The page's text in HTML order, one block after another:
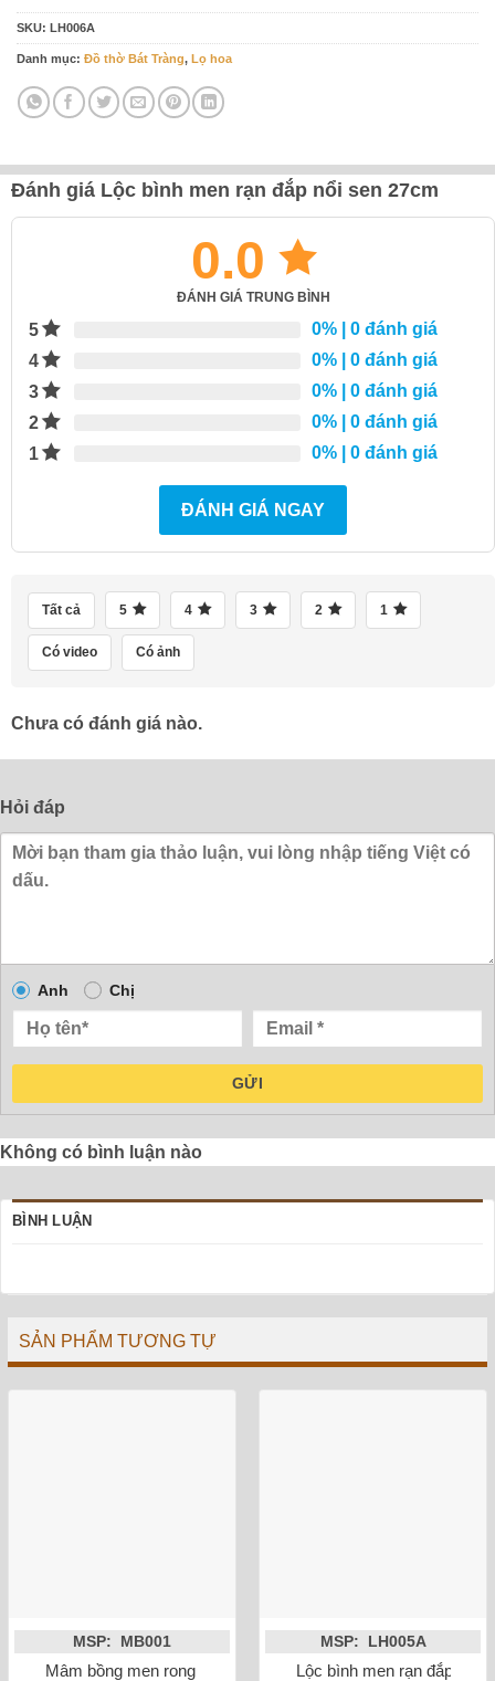
SKU: LH006A
Danh mục: Đồ thờ Bát Tràng, Lọ hoa
Đánh giá Lộc bình men rạn đắp nổi sen 27cm
0.0
ĐÁNH GIÁ TRUNG BÌNH
5 0% | 0 đánh giá
4
0% | 0 đánh giá
3
0% | 0 đánh giá
2
0% | 0 đánh giá
1
0% | 0 đánh giá
ĐÁNH GIÁ NGAY
Tất cả 5 4 3 2 1
Có video Có ảnh
Chưa có đánh giá nào.
Hỏi đáp
Anh Chị
GỬI
Không có bình luận nào
BÌNH LUẬN
SẢN PHẨM TƯƠNG TỰ
MSP: MB001
Mâm bồng men rong vẽ sen phi 27
MSP: LH005A
Lộc bình men rạn đắp nổi